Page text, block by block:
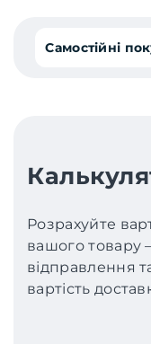
Самостійні
Розрахуйте
вашого товару
відправлення
вартість